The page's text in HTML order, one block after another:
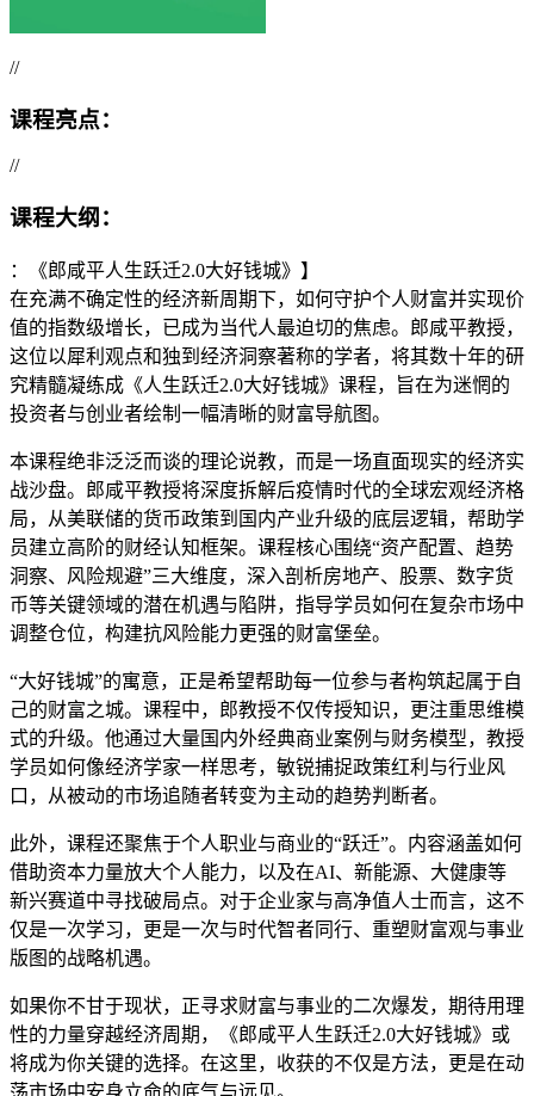
//
课程亮点：
//
课程大纲：
：《郎咸平人生跃迁2.0大好钱城》】
在充满不确定性的经济新周期下，如何守护个人财富并实现价
值的指数级增长，已成为当代人最迫切的焦虑。郎咸平教授，
这位以犀利观点和独到经济洞察著称的学者，将其数十年的研
究精髓凝练成《人生跃迁2.0大好钱城》课程，旨在为迷惘的
投资者与创业者绘制一幅清晰的财富导航图。
本课程绝非泛泛而谈的理论说教，而是一场直面现实的经济实
战沙盘。郎咸平教授将深度拆解后疫情时代的全球宏观经济格
局，从美联储的货币政策到国内产业升级的底层逻辑，帮助学
员建立高阶的财经认知框架。课程核心围绕“资产配置、趋势
洞察、风险规避”三大维度，深入剖析房地产、股票、数字货
币等关键领域的潜在机遇与陷阱，指导学员如何在复杂市场中
调整仓位，构建抗风险能力更强的财富堡垒。
“大好钱城”的寓意，正是希望帮助每一位参与者构筑起属于自
己的财富之城。课程中，郎教授不仅传授知识，更注重思维模
式的升级。他通过大量国内外经典商业案例与财务模型，教授
学员如何像经济学家一样思考，敏锐捕捉政策红利与行业风
口，从被动的市场追随者转变为主动的趋势判断者。
此外，课程还聚焦于个人职业与商业的“跃迁”。内容涵盖如何
借助资本力量放大个人能力，以及在AI、新能源、大健康等
新兴赛道中寻找破局点。对于企业家与高净值人士而言，这不
仅是一次学习，更是一次与时代智者同行、重塑财富观与事业
版图的战略机遇。
如果你不甘于现状，正寻求财富与事业的二次爆发，期待用理
性的力量穿越经济周期，《郎咸平人生跃迁2.0大好钱城》或
将成为你关键的选择。在这里，收获的不仅是方法，更是在动
荡市场中安身立命的底气与远见。